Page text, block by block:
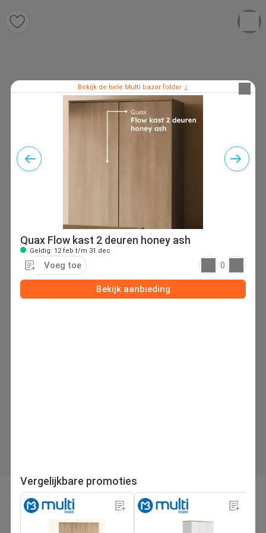
pagina
1/221
Bekijk de hele Multi bazar folder ↓
Quax Flow kast 2 deuren honey ash
Geldig: 12 feb t/m 31 dec
Voeg toe 0
Bekijk aanbieding
Vergelijkbare promoties